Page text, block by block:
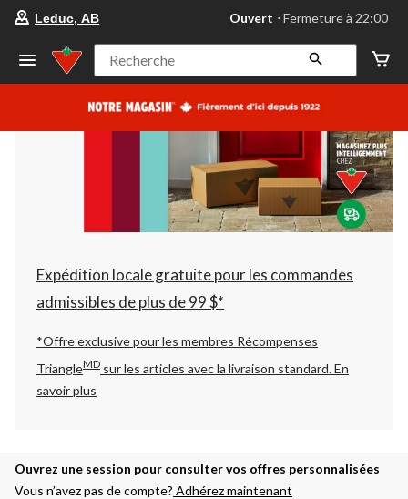
votre
préféré
Leduc,
AB,
courament
Fermeture
à
22:00
cliquer
pour
changer
Leduc, AB Ouvert ⋅ Fermeture à 22:00
Recherche
Expédition locale gratuite pour les commandes
admissibles de plus de 99 $*
*Offre exclusive pour les membres Récompenses
TriangleMD sur les articles avec la livraison standard.En
savoir plus
Ouvrez une session pour consulter vos offres personnalisées
Vous n’avez pas de compte? Adhérez maintenant